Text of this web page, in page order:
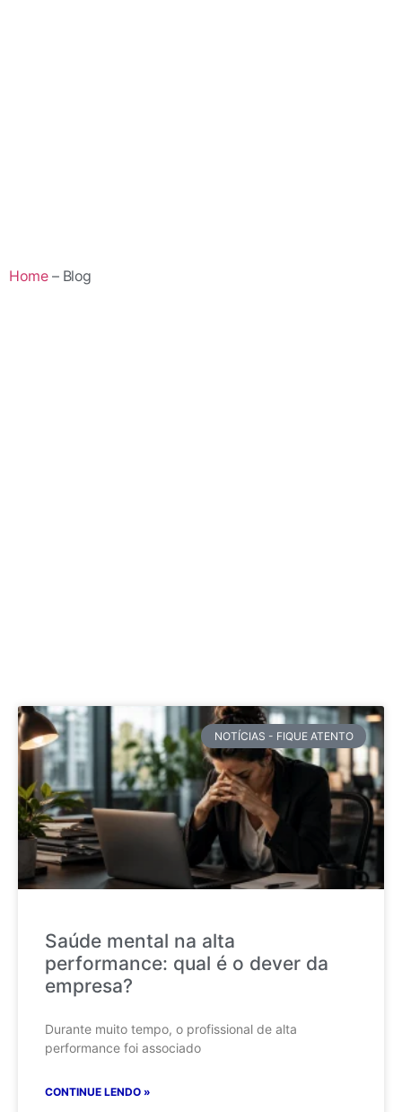
Home– Blog
NOTÍCIAS - FIQUE ATENTO
Saúde mental na alta
performance: qual é o dever da
empresa?
Durante muito tempo, o profissional de alta
performance foi associado
CONTINUE LENDO »